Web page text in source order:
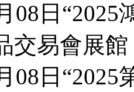
08日
交易會展
08日